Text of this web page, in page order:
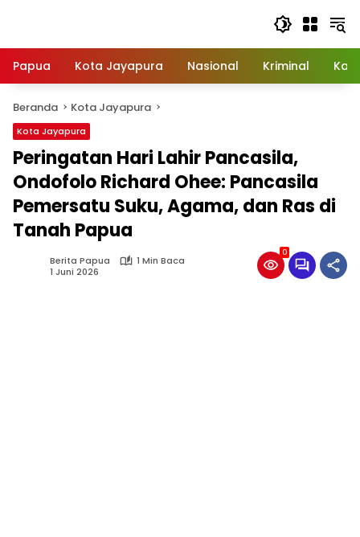
Papua
Kota Jayapura Nasional Kriminal
Beranda Kota Jayapura
Kota Jayapura
Peringatan Hari Lahir Pancasila,
Ondofolo Richard Ohee: Pancasila
Pemersatu Suku, Agama, dan Ras di
Tanah Papua
Berita Papua
1 Min Baca
1 Juni 2026
0